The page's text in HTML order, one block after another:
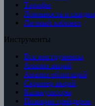
Тарифы
Лояльность и скидки
Личный кабинет
Инструменты
Все инструменты
Анализ акций
Анализ облигаций
Скринер акций
Калькуляторы
Позиции трейдеров